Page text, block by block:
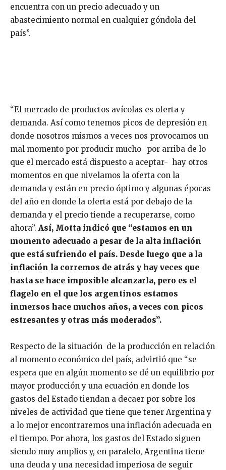
encuentra con un precio adecuado y un
abastecimiento normal en cualquier góndola del
país”.
“El mercado de productos avícolas es oferta y
demanda. Así como tenemos picos de depresión en
donde nosotros mismos a veces nos provocamos un
mal momento por producir mucho -por arriba de lo
que el mercado está dispuesto a aceptar- hay otros
momentos en que nivelamos la oferta con la
demanda y están en precio óptimo y algunas épocas
del año en donde la oferta está por debajo de la
demanda y el precio tiende a recuperarse, como
ahora”. Así, Motta indicó que “estamos en un
momento adecuado a pesar de la alta inflación
que está sufriendo el país. Desde luego que a la
inflación la corremos de atrás y hay veces que
hasta se hace imposible alcanzarla, pero es el
flagelo en el que los argentinos estamos
inmersos hace muchos años, a veces con picos
estresantes y otras más moderados”.
Respecto de la situación de la producción en relación
al momento económico del país, advirtió que “se
espera que en algún momento se dé un equilibrio por
mayor producción y una ecuación en donde los
gastos del Estado tiendan a decaer por sobre los
niveles de actividad que tiene que tener Argentina y
a lo mejor encontraremos una inflación adecuada en
el tiempo. Por ahora, los gastos del Estado siguen
siendo muy amplios y, en paralelo, Argentina tiene
una deuda y una necesidad imperiosa de seguir